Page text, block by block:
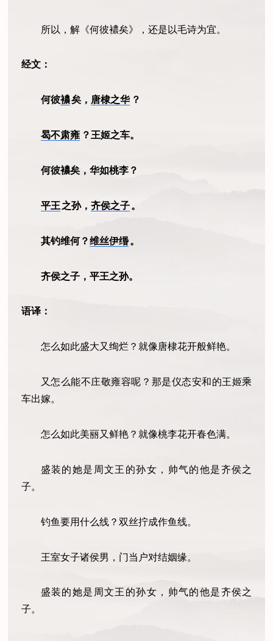
所以，解《何彼襛矣》，还是以毛诗为宜。
经文：
何彼襛矣， 唐棣之华 ？
曷不肃雍 ？王姬之车。
何彼襛矣，华如桃李？
平王 之孙，齐侯之子 。
其钓维何？维丝伊缗 。
齐侯之子，平王之孙。
语译：
怎么如此盛大又绚烂？就像唐棣花开般鲜艳。
又怎么能不庄敬雍容呢？那是仪态安和的王姬乘
车出嫁。
怎么如此美丽又鲜艳？就像桃李花开春色满。
盛装的她是周文王的孙女，帅气的他是齐侯之
子。
钓鱼要用什么线？双丝拧成作鱼线。
王室女子诸侯男，门当户对结姻缘。
盛装的她是周文王的孙女，帅气的他是齐侯之
子。